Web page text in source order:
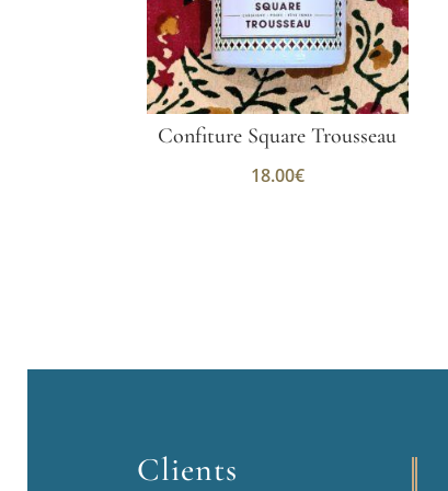
Confiture Square Trousseau
18.00€
Clients